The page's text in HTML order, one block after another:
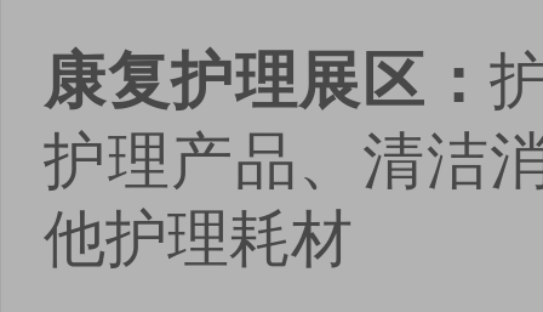
康复护理展区：
护理产品、清洁
他护理耗材